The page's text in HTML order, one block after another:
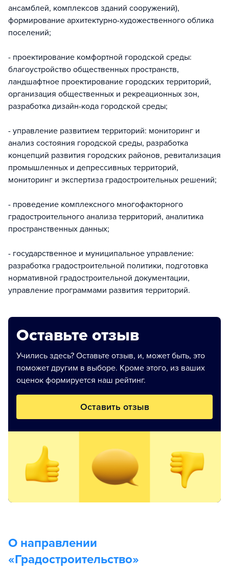
ансамблей, комплексов зданий сооружений),
формирование архитектурно-художественного облика
поселений;
- проектирование комфортной городской среды:
благоустройство общественных пространств,
ландшафтное проектирование городских территорий,
организация общественных и рекреационных зон,
разработка дизайн-кода городской среды;
- управление развитием территорий: мониторинг и
анализ состояния городской среды, разработка
концепций развития городских районов, ревитализация
промышленных и депрессивных территорий,
мониторинг и экспертиза градостроительных решений;
- проведение комплексного многофакторного
градостроительного анализа территорий, аналитика
пространственных данных;
- государственное и муниципальное управление:
разработка градостроительной политики, подготовка
нормативной градостроительной документации,
управление программами развития территорий.
Оставьте отзыв
Учились здесь? Оставьте отзыв, и, может быть, это
поможет другим в выборе. Кроме этого, из ваших
оценок формируется наш рейтинг.
Оставить отзыв
О направлении
«Градостроительство»